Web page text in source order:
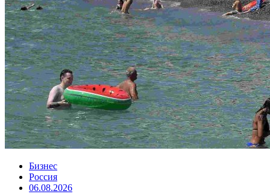
Бизнес
Россия
06.08.2026